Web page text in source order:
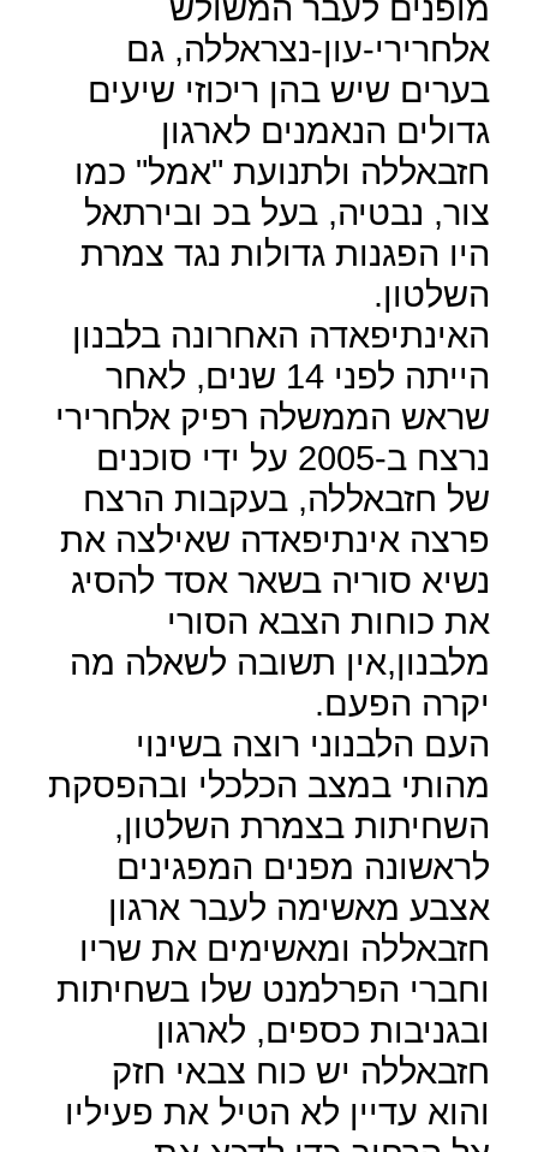
אלחרירי-עון-נצראללה, גם
בערים שיש בהן ריכוזי שיעים
גדולים הנאמנים לארגון
חזבאללה ולתנועת "אמל" כמו
צור, נבטיה, בעל בכ ובירתאל
היו הפגנות גדולות נגד צמרת
השלטון.
האינתיפאדה האחרונה בלבנון
הייתה לפני 14 שנים, לאחר
שראש הממשלה רפיק אלחרירי
נרצח ב-2005 על ידי סוכנים
של חזבאללה, בעקבות הרצח
פרצה אינתיפאדה שאילצה את
נשיא סוריה בשאר אסד להסיג
את כוחות הצבא הסורי
מלבנון,אין תשובה לשאלה מה
יקרה הפעם.
העם הלבנוני רוצה בשינוי
מהותי במצב הכלכלי ובהפסקת
השחיתות בצמרת השלטון,
לראשונה מפנים המפגינים
אצבע מאשימה לעבר ארגון
חזבאללה ומאשימים את שריו
וחברי הפרלמנט שלו בשחיתות
ובגניבות כספים, לארגון
חזבאללה יש כוח צבאי חזק
והוא עדיין לא הטיל את פעיליו